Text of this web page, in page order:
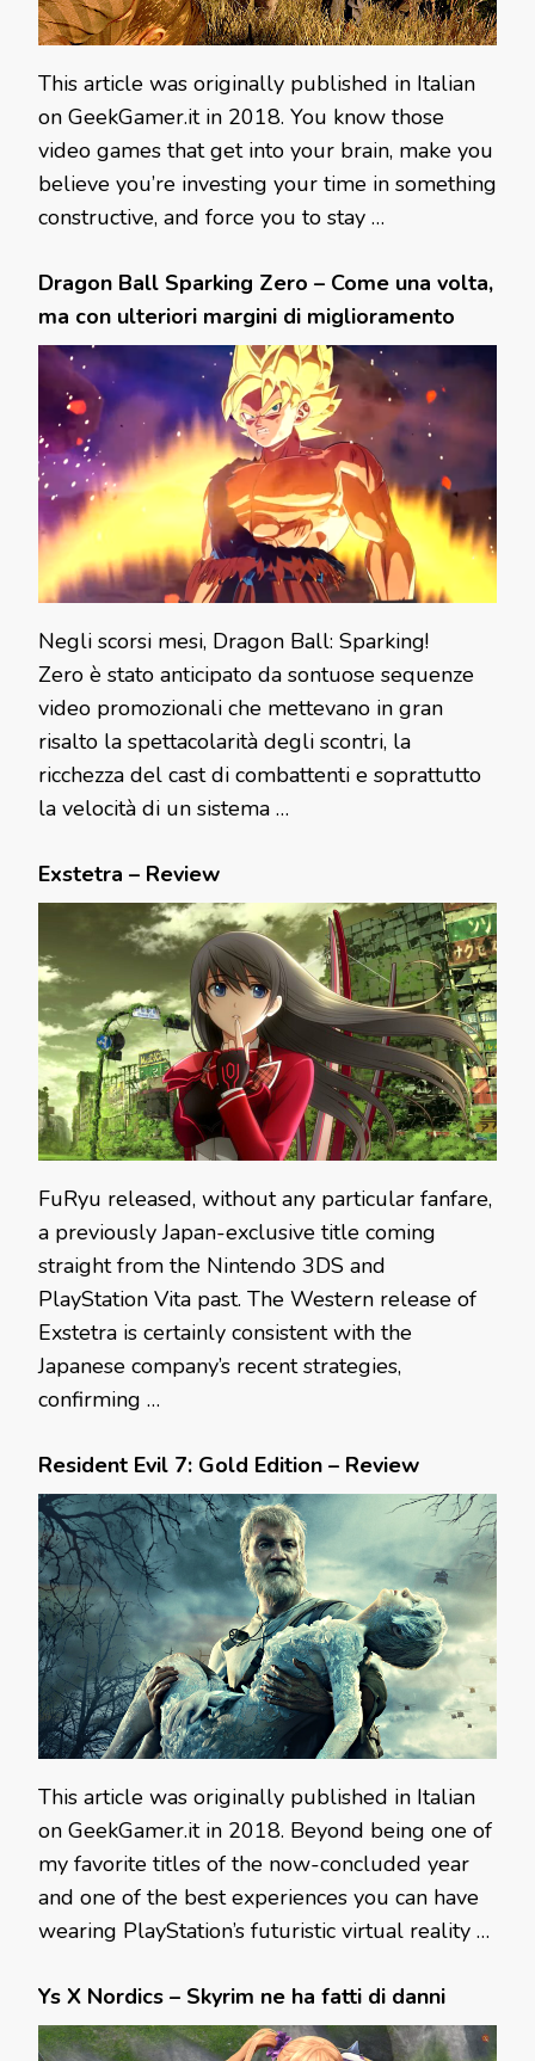
This article was originally published in Italian
on GeekGamer.it in 2018. You know those
video games that get into your brain, make you
believe you’re investing your time in something
constructive, and force you to stay …
Dragon Ball Sparking Zero – Come una volta,
ma con ulteriori margini di miglioramento
Negli scorsi mesi, Dragon Ball: Sparking!
Zero è stato anticipato da sontuose sequenze
video promozionali che mettevano in gran
risalto la spettacolarità degli scontri, la
ricchezza del cast di combattenti e soprattutto
la velocità di un sistema …
Exstetra – Review
FuRyu released, without any particular fanfare,
a previously Japan-exclusive title coming
straight from the Nintendo 3DS and
PlayStation Vita past. The Western release of
Exstetra is certainly consistent with the
Japanese company’s recent strategies,
confirming …
Resident Evil 7: Gold Edition – Review
This article was originally published in Italian
on GeekGamer.it in 2018. Beyond being one of
my favorite titles of the now-concluded year
and one of the best experiences you can have
wearing PlayStation’s futuristic virtual reality …
Ys X Nordics – Skyrim ne ha fatti di danni